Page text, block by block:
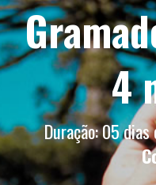
4
Duração: 05